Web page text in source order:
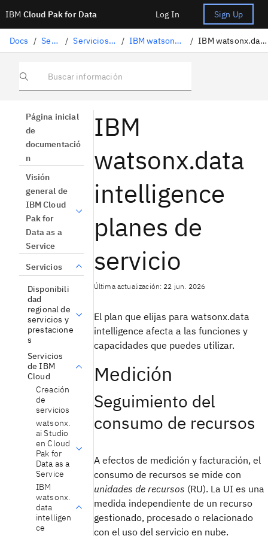
IBM Cloud Pak for Data Log In Sign Up
Docs / Servicios / Servicios de IBM Cloud / IBM watsonx.data intelligence / IBM watsonx.data intelligence planos
Buscar información
Página inicial
de
documentació
n
Visión
general de
IBM Cloud
Pak for
Data as a
Service
Servicios
Disponibili
dad
regional de
servicios y
prestacione
s
Servicios
de IBM
Cloud
Creación
de
servicios
watsonx.
ai Studio
en Cloud
Pak for
Data as a
Service
IBM
watsonx.
data
intelligen
ce
IBM
watsonx.data
intelligence
planes de
servicio
Última actualización: 22 jun. 2026
El plan que elijas para watsonx.data
intelligence afecta a las funciones y
capacidades que puedes utilizar.
Medición
Seguimiento del
consumo de recursos
A efectos de medición y facturación, el
consumo de recursos se mide con
unidades de recursos (RU). La UI es una
medida independiente de un recurso
gestionado, procesado o relacionado
con el uso del servicio en nube.